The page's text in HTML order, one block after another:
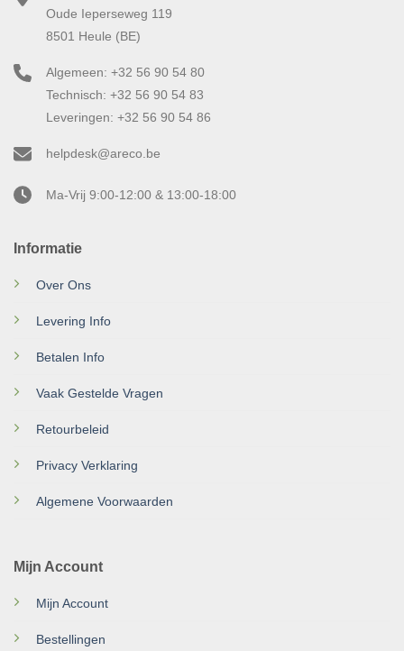
Informatie
Over Ons
Levering Info
Betalen Info
Vaak Gestelde Vragen
Retourbeleid
Privacy Verklaring
Algemene Voorwaarden
Mijn Account
Mijn Account
Bestellingen
Oude Ieperseweg 119
8501 Heule (BE)
Algemeen: +32 56 90 54 80
Technisch: +32 56 90 54 83
Leveringen: +32 56 90 54 86
helpdesk@areco.be
Ma-Vrij 9:00-12:00 & 13:00-18:00